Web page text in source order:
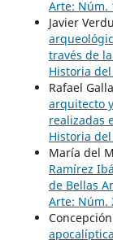
Arte: Núm.
Javier
través de
Historia
Rafael
arquitecto
realizadas
Historia
María del
Ramírez
de Bellas
Arte: Núm.